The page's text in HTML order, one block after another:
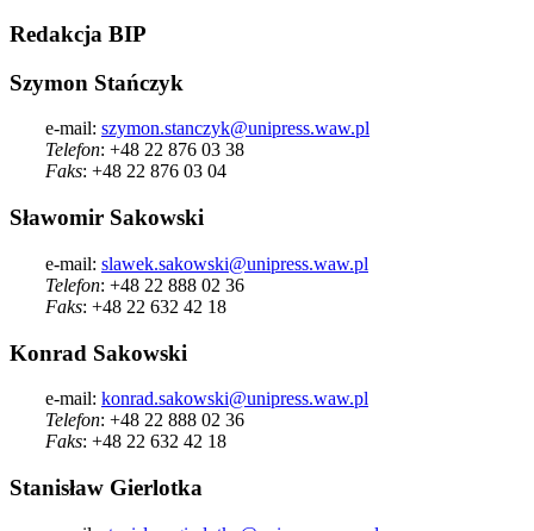
Redakcja BIP
Szymon Stańczyk
e-mail: szymon.stanczyk@unipress.waw.pl
Telefon: +48 22 876 03 38
Faks: +48 22 876 03 04
Sławomir Sakowski
e-mail: slawek.sakowski@unipress.waw.pl
Telefon: +48 22 888 02 36
Faks: +48 22 632 42 18
Konrad Sakowski
e-mail: konrad.sakowski@unipress.waw.pl
Telefon: +48 22 888 02 36
Faks: +48 22 632 42 18
Stanisław Gierlotka